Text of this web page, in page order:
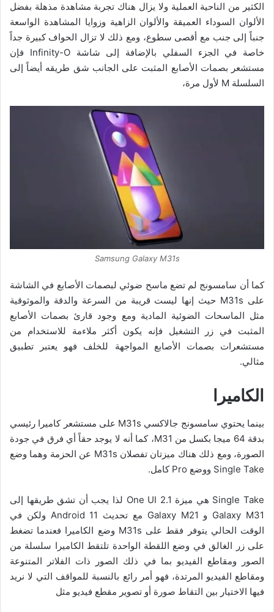
الكثير من الناحية العملية ولا يزال هناك تجربة مشاهدة مذهلة بفضل
الألوان السوداء العميقة والألوان الزاهية وزوايا المشاهدة الواسعة
جنباً إلى جنب مع أقصى سطوع، ومع ذلك لا تزال الحواف كبيرة جداً
خاصة في الجزء السفلي بالإضافة إلى شاشة Infinity-O فإن
مستشعر بصمات الأصابع المثبت على الجانب شق طريقه أيضاً إلى
السلسلة M لأول مرة،
Samsung Galaxy M31s
كما أن سامسونج لم تضع ماسح ضوئي لبصمات الأصابع في الشاشة
على M31s حيث إنها ليست قريبة من السرعة والدقة والموثوقية
مثل الماسحات الضوئية المادية ومع وجود قارئ بصمات الأصابع
المثبت في زر التشغيل فإنه يكون أكثر ملاءمة للاستخدام من
مستشعرات بصمات الأصابع المواجهة للخلف فهو يعتبر تطبيق
مثالي.
الكاميرا
بينما يحتوي سامسونج جالاكسي M31s على مستشعر كاميرا رئيسي
بدقة 64 ميجا بكسل من M31، كما أنه لا يوجد حقاً أي فرق في جودة
الصورة، ومع ذلك هناك ميزتان تفصلان M31s عن الحزمة وهما وضع
Single Take ووضع Pro كامل.
Single Take هي ميزة One UI 2.1 لذا يجب أن تشق طريقها إلى
Galaxy M31 و Galaxy M21 مع تحديث Android 11 ولكن في
الوقت الحالي يتوفر فقط على M31s وضع الكاميرا فعندما تضغط
على زر الغالق في وضع اللقطة الواحدة تلتقط الكاميرا سلسلة من
الصور ومقاطع الفيديو بما في ذلك الصور ذات الفلاتر المتنوعة
ومقاطع الفيديو المرتدة، فهو أمر رائع بالنسبة للمواقف التي لا نريد
فيها الاختيار بين التقاط صورة أو تصوير مقطع فيديو مثل